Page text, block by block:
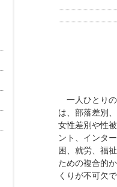
一人ひとりの
は、部落差別
女性差別や性
ント、インタ
困、就労、福
ための複合的
くりが不可欠